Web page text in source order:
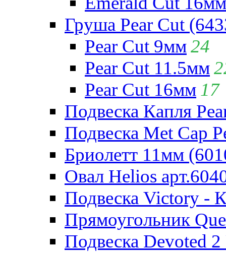
Груша Pear Cut
Pear Cut 9мм24
Pear Cut 11.5мм
Pear Cut 16мм 17
Подвеска Капля
Подвеска Met Cap
Бриолетт 11мм
Овал Helios
Подвеска Victory -
Прямоугольник
Подвеска Devoted